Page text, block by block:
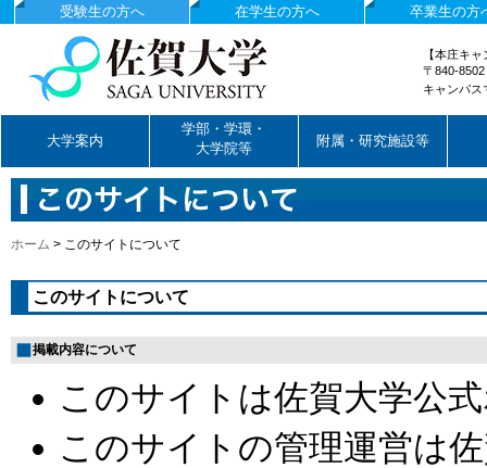
卒業生の方
在学生の方へ
受験生の方へ
国立大学法人佐賀大学
【本庄キ
〒840-
キャンパ
大学案内
学部・学環・
大学院等
附属・研究施設等
ホーム > このサイトについて
このサイトについて
掲載内容について
このサイトは佐賀大学公
このサイトの管理運営は